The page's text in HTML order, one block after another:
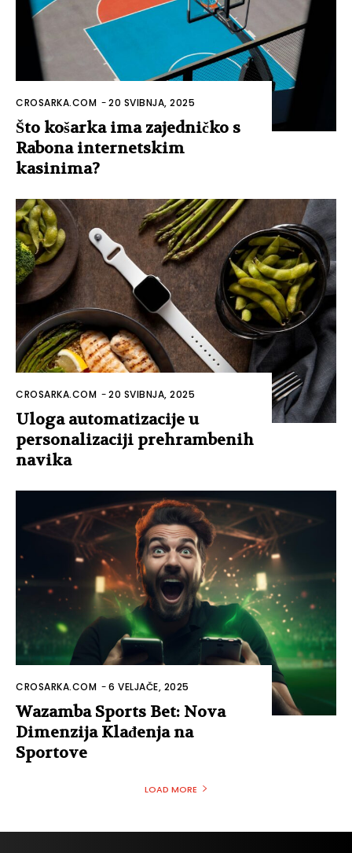
CROSARKA.COM -20 SVIBNJA, 2025
Što košarka ima zajedničko s
Rabona internetskim
kasinima?
CROSARKA.COM -20 SVIBNJA, 2025
Uloga automatizacije u
personalizaciji prehrambenih
navika
CROSARKA.COM -6 VELJAČE, 2025
Wazamba Sports Bet: Nova
Dimenzija Klađenja na
Sportove
LOAD MORE